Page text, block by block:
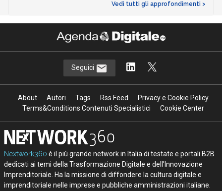
Vedi tutti gli approfondimenti >
Seguici
About Autori Tags Rss Feed
Privacy e Cookie Policy
Terms&Conditions Contenuti Specialistici
Cookie Center
Nextwork360 è il più grande network in Italia di testate e portali B2B
dedicati ai temi della Trasformazione Digitale e dell’Innovazione
Imprenditoriale. Ha la missione di diffondere la cultura digitale e
imprenditoriale nelle imprese e pubbliche amministrazioni italiane.